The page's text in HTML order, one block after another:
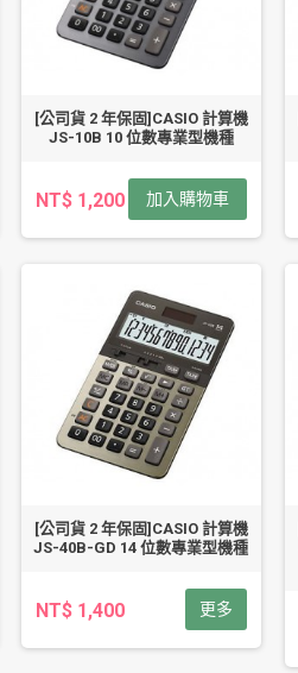
[公司貨 2 年保固]CASIO 計算機
JS-10B 10 位數專業型機種
NT$ 1,200 加入購物車
[公司貨 2 年保固]CASIO 計算機
JS-40B-GD 14 位數專業型機種
NT$ 1,400 更多